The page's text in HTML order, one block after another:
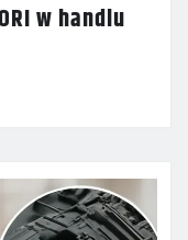
w handlu